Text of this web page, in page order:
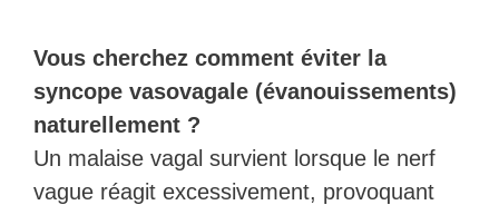
Vous cherchez comment éviter la
syncope vasovagale (évanouissements)
naturellement ?
Un malaise vagal survient lorsque le nerf
vague réagit excessivement, provoquant